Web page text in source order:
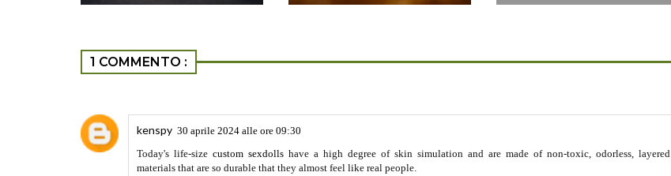
1 COMMENTO :
kenspy 30 aprile 2024 alle ore 09:30
Today's life-sizecustom sexdolls have a high degree of skin simulation and are made of non-toxic, odorless, layered
materials that are so durable that they almost feel like real people.